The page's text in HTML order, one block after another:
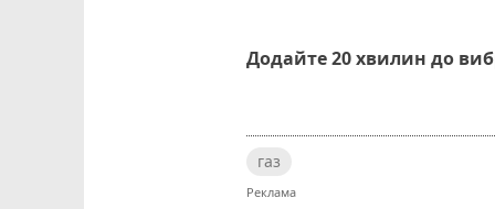
Додайте 20 хвилин до
газ